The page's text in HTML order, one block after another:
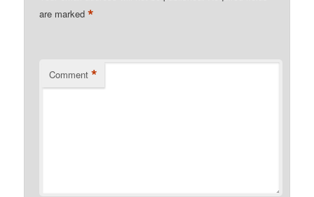
are marked*
Comment *